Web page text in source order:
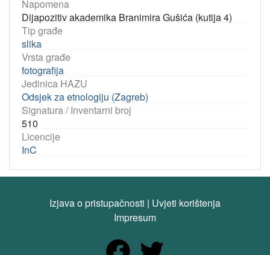
Napomena
Dijapozitiv akademika Branimira Gušića (kutija 4)
Tip građe
slika
Vrsta građe
fotografija
Jedinica HAZU
Odsjek za etnologiju (Zagreb)
Signatura / Inventarni broj
510
Licencije
InC
Izjava o pristupačnosti | Uvjeti korištenja
Impresum